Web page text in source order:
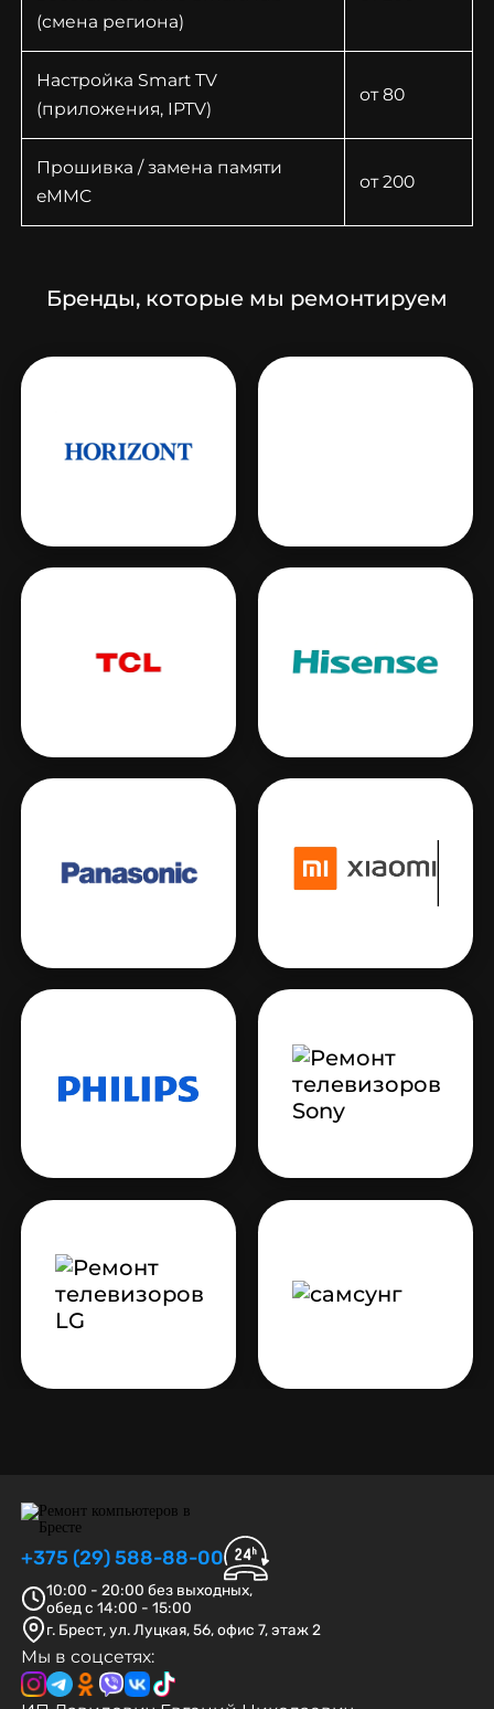
(смена региона)
Настройка Smart TV
(приложения, IPTV)
от 80
Прошивка / замена памяти
eMMC
от 200
Бренды, которые мы ремонтируем
+375 (29) 588-88-00
10:00 - 20:00 без выходных,
обед с 14:00 - 15:00
г. Брест, ул. Луцкая, 56, офис 7, этаж 2
Мы в соцсетях: